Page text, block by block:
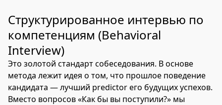
Структурированное интервью по
компетенциям (Behavioral
Interview)
Это золотой стандарт собеседования. В основе
метода лежит идея о том, что прошлое поведение
кандидата — лучший predictor его будущих успехов.
Вместо вопросов «Как бы вы поступили?» мы